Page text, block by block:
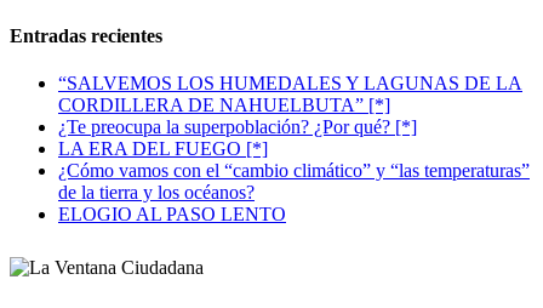
Entradas recientes
“SALVEMOS LOS HUMEDALES Y LAGUNAS DE LA
CORDILLERA DE NAHUELBUTA” [*]
¿Te preocupa la superpoblación? ¿Por qué? [*]
LA ERA DEL FUEGO [*]
¿Cómo vamos con el “cambio climático” y “las temperaturas”
de la tierra y los océanos?
ELOGIO AL PASO LENTO